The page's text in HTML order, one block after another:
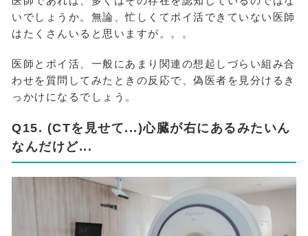
いでしょうか。無論、忙しくてポイ活できていない医師
はたくさんいると思いますが。。。
医師とポイ活、一般にあまり関連の想起しづらい組み合
わせを質問してみたときの反応で、偽医者を見分けるき
っかけになるでしょう。
Q15. (CTを見せて...)心臓が右にあるみたいん
なんだけど...